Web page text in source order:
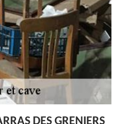
DES GRENIERS